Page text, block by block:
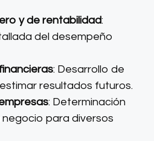
y de rentabilidad:
del desempeño
: Desarrollo de
resultados futuros.
: Determinación
negocio para diversos